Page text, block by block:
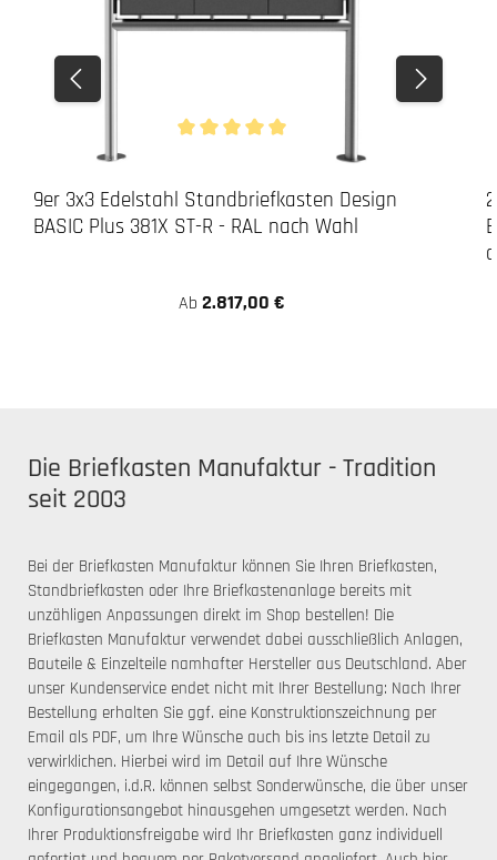
Durchschnittliche Bewertung von 5 von 5
9er 3x3 Edelstahl Standbriefkasten Design
BASIC Plus 381X ST-R - RAL nach Wahl
Ab 2.817,00 €
Die Briefkasten Manufaktur - Tradition
seit 2003
Bei der Briefkasten Manufaktur können Sie Ihren Briefkasten,
Standbriefkasten oder Ihre Briefkastenanlage bereits mit
unzähligen Anpassungen direkt im Shop bestellen! Die
Briefkasten Manufaktur verwendet dabei ausschließlich Anlagen,
Bauteile & Einzelteile namhafter Hersteller aus Deutschland. Aber
unser Kundenservice endet nicht mit Ihrer Bestellung: Nach Ihrer
Bestellung erhalten Sie ggf. eine Konstruktionszeichnung per
Email als PDF, um Ihre Wünsche auch bis ins letzte Detail zu
verwirklichen. Hierbei wird im Detail auf Ihre Wünsche
eingegangen, i.d.R. können selbst Sonderwünsche, die über unser
Konfigurationsangebot hinausgehen umgesetzt werden. Nach
Ihrer Produktionsfreigabe wird Ihr Briefkasten ganz individuell